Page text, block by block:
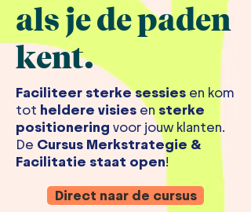
als jede paden
kent.
Faciliteer sterke sessies en kom
tot heldere visies en sterke
positionering voor jouw klanten.
De Cursus Merkstrategie &
Facilitatie staat open!
Direct naar de cursus